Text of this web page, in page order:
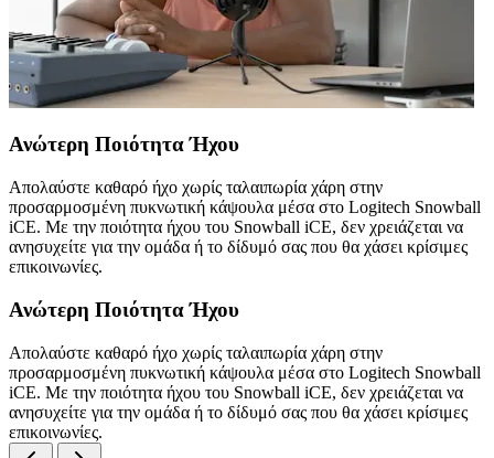
Ανώτερη Ποιότητα Ήχου
Απολαύστε καθαρό ήχο χωρίς ταλαιπωρία χάρη στην
προσαρμοσμένη πυκνωτική κάψουλα μέσα στο Logitech Snowball
iCE. Με την ποιότητα ήχου του Snowball iCE, δεν χρειάζεται να
ανησυχείτε για την ομάδα ή το δίδυμό σας που θα χάσει κρίσιμες
επικοινωνίες.
Ανώτερη Ποιότητα Ήχου
Απολαύστε καθαρό ήχο χωρίς ταλαιπωρία χάρη στην
προσαρμοσμένη πυκνωτική κάψουλα μέσα στο Logitech Snowball
iCE. Με την ποιότητα ήχου του Snowball iCE, δεν χρειάζεται να
ανησυχείτε για την ομάδα ή το δίδυμό σας που θα χάσει κρίσιμες
επικοινωνίες.